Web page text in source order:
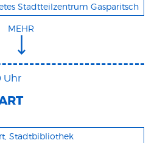
Stadtteilzentrum Gasparitsch
MEHR
Uhr
Stadtbibliothek